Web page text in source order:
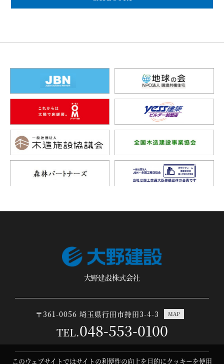
大野建設株式会社
〒361-0056 埼玉県行田市持田3-4-3 MAP
TEL.048-553-0100
このウェブサイトではサイトの利便性の向上を目的にクッキーを使用